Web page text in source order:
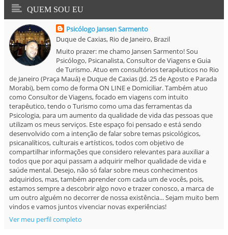
QUEM SOU EU
Psicólogo Jansen Sarmento
Duque de Caxias, Rio de Janeiro, Brazil
Muito prazer: me chamo Jansen Sarmento! Sou
Psicólogo, Psicanalista, Consultor de Viagens e Guia
de Turismo. Atuo em consultórios terapêuticos no Rio
de Janeiro (Praça Mauá) e Duque de Caxias (Jd. 25 de Agosto e Parada
Morabi), bem como de forma ON LINE e Domiciliar. Também atuo
como Consultor de Viagens, focado em viagens com intuito
terapêutico, tendo o Turismo como uma das ferramentas da
Psicologia, para um aumento da qualidade de vida das pessoas que
utilizam os meus serviços. Este espaço foi pensado e está sendo
desenvolvido com a intenção de falar sobre temas psicológicos,
psicanalíticos, culturais e artísticos, todos com objetivo de
compartilhar informações que considero relevantes para auxiliar a
todos que por aqui passam a adquirir melhor qualidade de vida e
saúde mental. Desejo, não só falar sobre meus conhecimentos
adquiridos, mas, também aprender com cada um de vocês, pois,
estamos sempre a descobrir algo novo e trazer conosco, a marca de
um outro alguém no decorrer de nossa existência... Sejam muito bem
vindos e vamos juntos vivenciar novas experiências!
Ver meu perfil completo